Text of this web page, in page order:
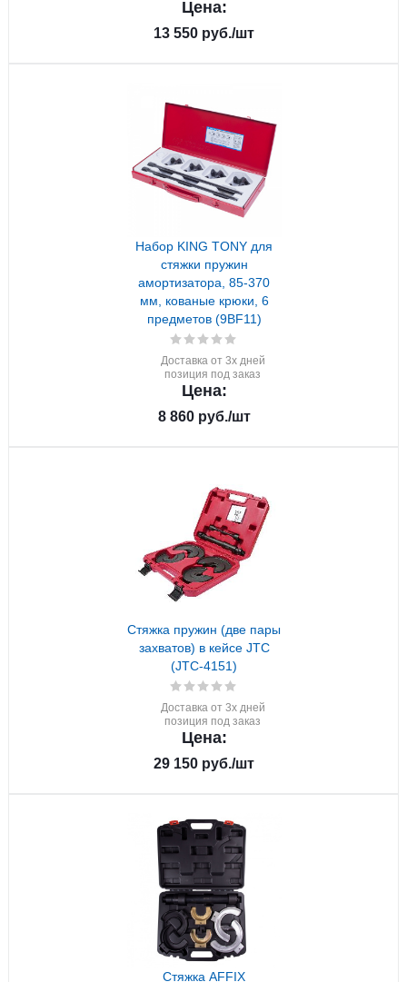
Цена:
13 550 руб./шт
Набор KING TONY для
стяжки пружин
амортизатора, 85-370
мм, кованые крюки, 6
предметов (9BF11)
Доставка от 3х дней
позиция под заказ
Цена:
8 860руб./шт
Стяжка пружин (две пары
захватов) в кейсе JTC
(JTC-4151)
Доставка от 3х дней
позиция под заказ
Цена:
29 150 руб./шт
Стяжка AFFIX